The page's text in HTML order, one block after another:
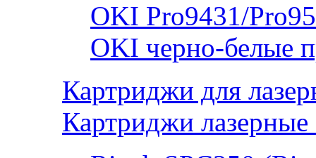
OKI Pro9431/
OKI черно-белые
Картриджи для
Картриджи